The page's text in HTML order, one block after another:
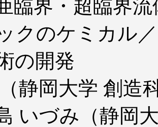
臨界・超臨界
クのケミカル
の開発
静岡大学 創造
いづみ（静岡